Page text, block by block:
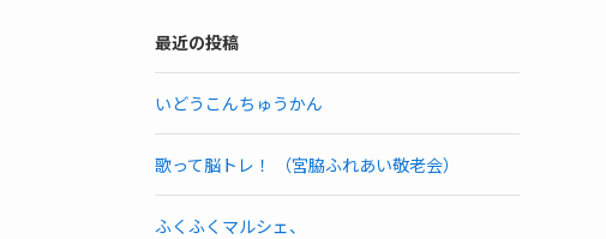
最近の投稿
いどうこんちゅうかん
歌って脳トレ！ （宮脇ふれあい敬老会）
ふくふくマルシェ、